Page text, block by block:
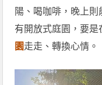
陽、喝咖啡，晚上
有開放式庭園，要是
園走走、轉換心情。